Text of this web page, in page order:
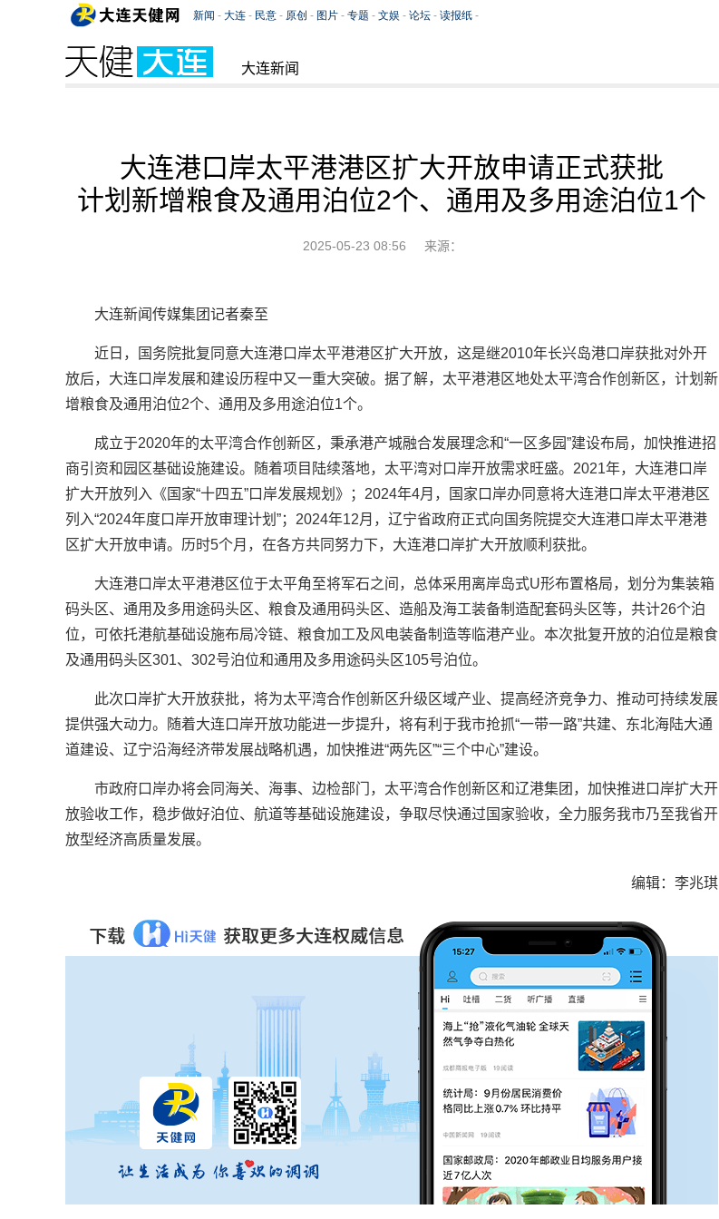
大连新闻
大连港口岸太平港港区扩大开放申请正式获批
计划新增粮食及通用泊位2个、通用及多用途泊位1个
2025-05-23 08:56 来源：
大连新闻传媒集团记者秦至
近日，国务院批复同意大连港口岸太平港港区扩大开放，这是继2010年长兴岛港口岸获批对外开
放后，大连口岸发展和建设历程中又一重大突破。据了解，太平港港区地处太平湾合作创新区，计划新
增粮食及通用泊位2个、通用及多用途泊位1个。
成立于2020年的太平湾合作创新区，秉承港产城融合发展理念和“一区多园”建设布局，加快推进招
商引资和园区基础设施建设。随着项目陆续落地，太平湾对口岸开放需求旺盛。2021年，大连港口岸
扩大开放列入《国家“十四五”口岸发展规划》；2024年4月，国家口岸办同意将大连港口岸太平港港区
列入“2024年度口岸开放审理计划”；2024年12月，辽宁省政府正式向国务院提交大连港口岸太平港港
区扩大开放申请。历时5个月，在各方共同努力下，大连港口岸扩大开放顺利获批。
大连港口岸太平港港区位于太平角至将军石之间，总体采用离岸岛式U形布置格局，划分为集装箱
码头区、通用及多用途码头区、粮食及通用码头区、造船及海工装备制造配套码头区等，共计26个泊
位，可依托港航基础设施布局冷链、粮食加工及风电装备制造等临港产业。本次批复开放的泊位是粮食
及通用码头区301、302号泊位和通用及多用途码头区105号泊位。
此次口岸扩大开放获批，将为太平湾合作创新区升级区域产业、提高经济竞争力、推动可持续发展
提供强大动力。随着大连口岸开放功能进一步提升，将有利于我市抢抓“一带一路”共建、东北海陆大通
道建设、辽宁沿海经济带发展战略机遇，加快推进“两先区”“三个中心”建设。
市政府口岸办将会同海关、海事、边检部门，太平湾合作创新区和辽港集团，加快推进口岸扩大开
放验收工作，稳步做好泊位、航道等基础设施建设，争取尽快通过国家验收，全力服务我市乃至我省开
放型经济高质量发展。
编辑：李兆琪